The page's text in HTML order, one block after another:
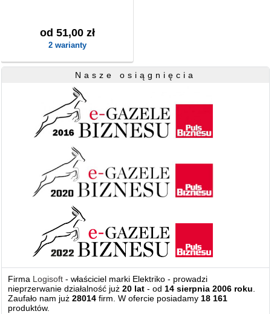
od 51,00 zł
2 warianty
Nasze osiągnięcia
Firma Logisoft - właściciel marki Elektriko - prowadzi
nieprzerwanie działalność już20 lat - od14 sierpnia 2006 roku.
Zaufało nam już28014 firm. W ofercie posiadamy18 161
produktów.